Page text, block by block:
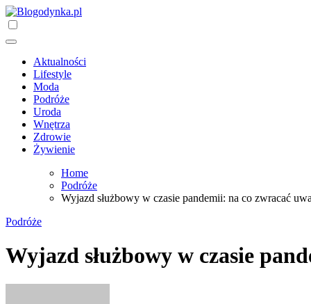
Skip
to
Aktualności
Lifestyle
Moda
Podróże
Uroda
Wnętrza
Zdrowie
Żywienie
Home
Podróże
Wyjazd służbowy w czasie pandemii: na co zwracać
Podróże
Wyjazd służbowy w czasie